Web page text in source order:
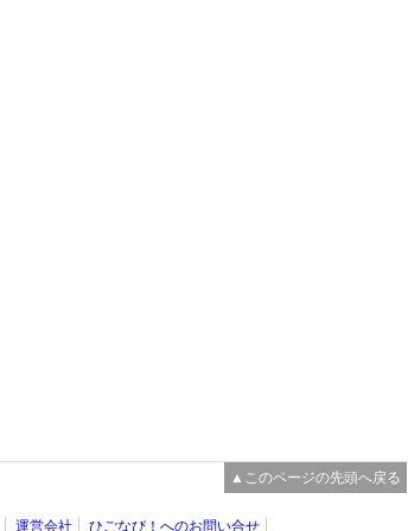
▲このページの先頭へ戻る
運営会社 ひごなび！へのお問い合せ